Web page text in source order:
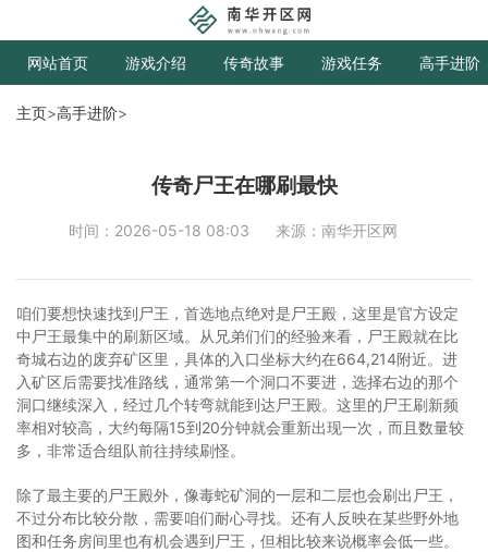
网站首页 游戏介绍 传奇故事 游戏任务 高手进阶
主页>高手进阶>
传奇尸王在哪刷最快
时间：2026-05-18 08:03 来源：南华开区网
咱们要想快速找到尸王，首选地点绝对是尸王殿，这里是官方设定
中尸王最集中的刷新区域。从兄弟们们的经验来看，尸王殿就在比
奇城右边的废弃矿区里，具体的入口坐标大约在664,214附近。进
入矿区后需要找准路线，通常第一个洞口不要进，选择右边的那个
洞口继续深入，经过几个转弯就能到达尸王殿。这里的尸王刷新频
率相对较高，大约每隔15到20分钟就会重新出现一次，而且数量较
多，非常适合组队前往持续刷怪。
除了最主要的尸王殿外，像毒蛇矿洞的一层和二层也会刷出尸王，
不过分布比较分散，需要咱们耐心寻找。还有人反映在某些野外地
图和任务房间里也有机会遇到尸王，但相比较来说概率会低一些。